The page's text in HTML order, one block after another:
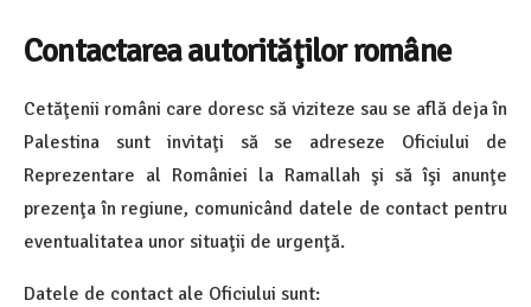
Contactarea autorităţilor române
Cetăţenii români care doresc să viziteze sau se află deja în
Palestina sunt invitaţi să se adreseze Oficiului de
Reprezentare al României la Ramallah şi să îşi anunţe
prezenţa în regiune, comunicând datele de contact pentru
eventualitatea unor situaţii de urgenţă.
Datele de contact ale Oficiului sunt: